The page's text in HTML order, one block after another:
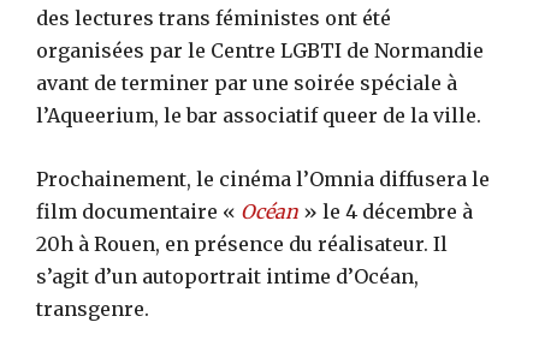
des lectures trans féministes ont été
organisées par le Centre LGBTI de Normandie
avant de terminer par une soirée spéciale à
l’Aqueerium, le bar associatif queer de la ville.
Prochainement, le cinéma l’Omnia diffusera le
film documentaire « Océan » le 4 décembre à
20h à Rouen, en présence du réalisateur. Il
s’agit d’un autoportrait intime d’Océan,
transgenre.